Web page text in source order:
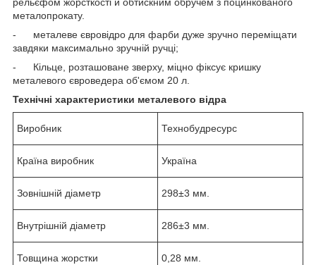
рельєфом жорсткості й обтискним обручем з поцинкованого
металопрокату.
- металеве євровідро для фарби дуже зручно переміщати
завдяки максимально зручній ручці;
- Кільце, розташоване зверху, міцно фіксує кришку
металевого євроведера об'ємом 20 л.
Технічні характеристики металевого відра
Виробник Технобудресурс
Країна виробник Україна
Зовнішній діаметр 298±3 мм.
Внутрішній діаметр 286±3 мм.
Товщина жорстки 0,28 мм.